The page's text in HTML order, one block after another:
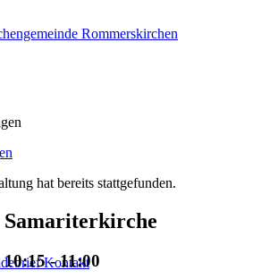
Kontakt
hat bereits stattgefunden.
Samariterkirche
10:15-11:00